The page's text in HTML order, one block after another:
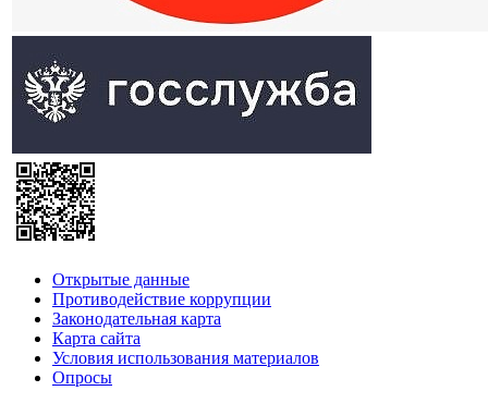
Открытые данные
Противодействие коррупции
Законодательная карта
Карта сайта
Условия использования материалов
Опросы